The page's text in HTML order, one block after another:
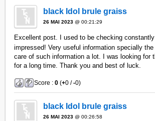
black Idol brule graiss
26 MAI 2023 @ 00:21:29
Excellent post. I used to be checking constantly
impressed! Very useful information specially
care of such information a lot. I was looking for
for a long time. Thank you and best of luck.
Score :0 (+0 /-0)
black Idol brule graiss
26 MAI 2023 @ 00:26:58